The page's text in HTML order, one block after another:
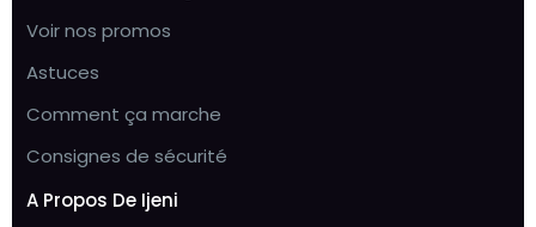
Voir nos promos
Astuces
Comment ça marche
Consignes de sécurité
A Propos De Ijeni